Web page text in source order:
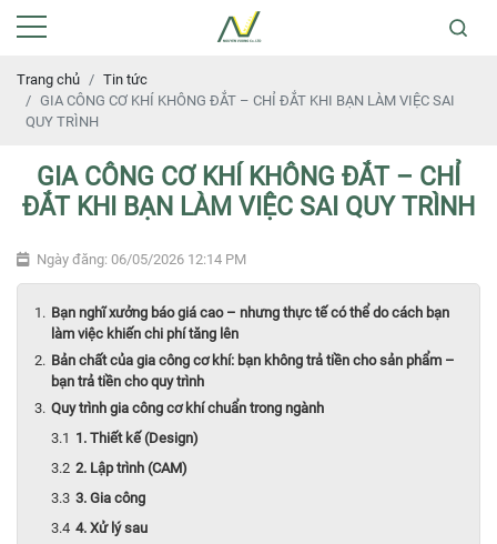
Trang chủ
Tin tức
GIA CÔNG CƠ KHÍ KHÔNG ĐẮT – CHỈ ĐẮT KHI BẠN LÀM VIỆC SAI
QUY TRÌNH
GIA CÔNG CƠ KHÍ KHÔNG ĐẮT – CHỈ
ĐẮT KHI BẠN LÀM VIỆC SAI QUY TRÌNH
Ngày đăng: 06/05/2026 12:14 PM
Bạn nghĩ xưởng báo giá cao – nhưng thực tế có thể do cách bạn
làm việc khiến chi phí tăng lên
Bản chất của gia công cơ khí: bạn không trả tiền cho sản phẩm –
bạn trả tiền cho quy trình
Quy trình gia công cơ khí chuẩn trong ngành
1. Thiết kế (Design)
2. Lập trình (CAM)
3. Gia công
4. Xử lý sau